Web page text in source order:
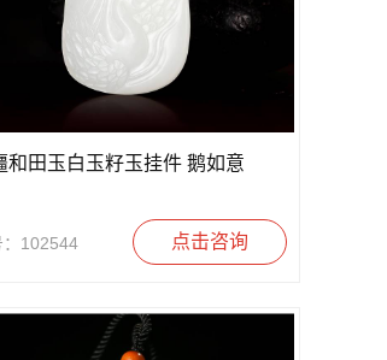
和田玉白玉籽玉挂件 鹅如意
：102544 点击咨询